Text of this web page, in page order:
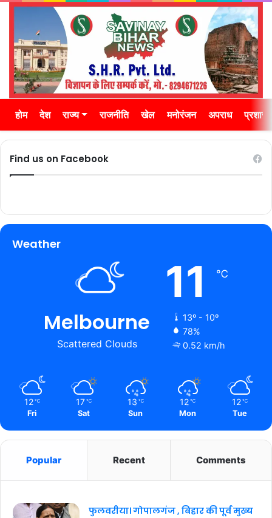
होम देश राज्य राजनीति खेल मनोरंजन अपराध
Find us on Facebook
Weather
Melbourne
Scattered Clouds
11 ℃
13º - 10º
78%
0.52 km/h
12 ℃
Fri
17 ℃
Sat
13 ℃
Sun
12 ℃
Mon
12 ℃
Tue
Popular Recent Comments
फुलवरीया। गोपालगंज , बिहार की पूर्व मुख्य